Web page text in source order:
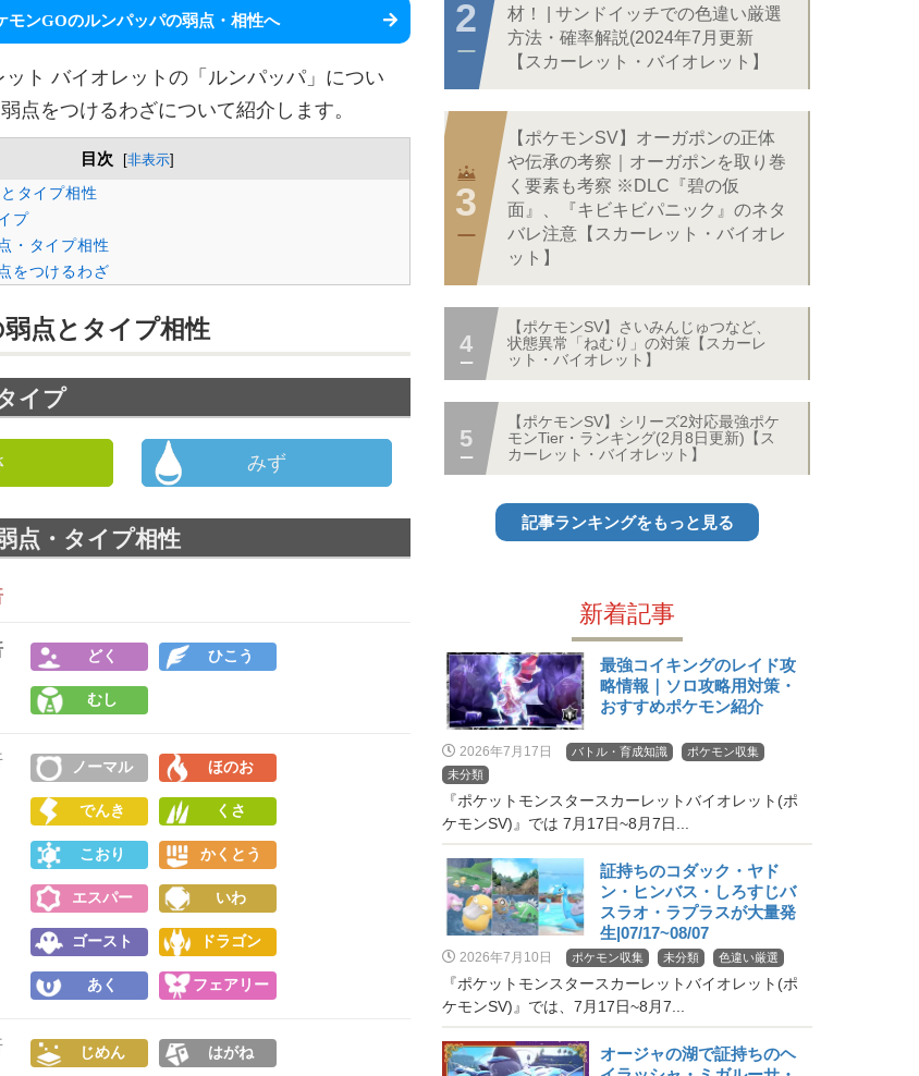
モンGOのルンパッパの弱点・相性へ
ト バイオレットの「ルンパッパ」につい
点をつけるわざについて紹介します。
目次 [非表示]
タイプ相性
プ
・タイプ相性
をつけるわざ
点とタイプ相性
イプ
みず
点・タイプ相性
どく ひこう
むし
ノーマル ほのお
でんき くさ
こおり かくとう
エスパー いわ
ゴースト ドラゴン
あく フェアリー
じめん はがね
材！ | サンドイッチでの色違い厳選
方法・確率解説(2024年7月更新
【スカーレット・バイオレット】
【ポケモンSV】オーガポンの正体
や伝承の考察｜オーガポンを取り巻
く要素も考察 ※DLC『碧の仮
面』、『キビキビパニック』のネタ
バレ注意【スカーレット・バイオレ
ット】
【ポケモンSV】さいみんじゅつなど、
状態異常「ねむり」の対策【スカーレ
ット・バイオレット】
【ポケモンSV】シリーズ2対応最強ポケ
モンTier・ランキング(2月8日更新)【ス
カーレット・バイオレット】
記事ランキングをもっと見る
新着記事
最強コイキングのレイド攻
略情報｜ソロ攻略用対策・
おすすめポケモン紹介
2026年7月17日 バトル・育成知識
ポケモン収集
未分類
『ポケットモンスタースカーレットバイオレット(ポ
ケモンSV)』では 7月17日~8月7日...
証持ちのコダック・ヤド
ン・ヒンバス・しろすじバ
スラオ・ラプラスが大量発
生|07/17~08/07
2026年7月10日 ポケモン収集 未分類 色違い厳選
『ポケットモンスタースカーレットバイオレット(ポ
ケモンSV)』では、7月17日~8月7...
オージャの湖で証持ちのヘ